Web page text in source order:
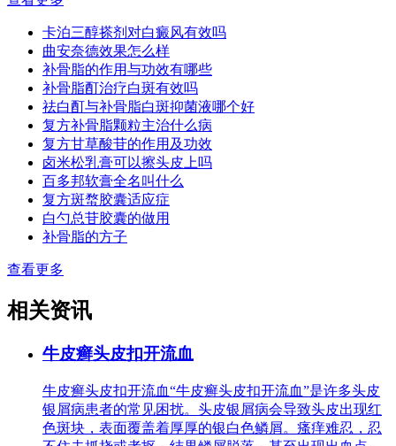
卡泊三醇搽剂对白癜风有效吗
曲安奈德效果怎么样
补骨脂的作用与功效有哪些
补骨脂酊治疗白斑有效吗
祛白酊与补骨脂白斑抑菌液哪个好
复方补骨脂颗粒主治什么病
复方甘草酸苷的作用及功效
卤米松乳膏可以擦头皮上吗
百多邦软膏全名叫什么
复方斑蝥胶囊适应症
白勺总苷胶囊的做用
补骨脂的方子
查看更多
相关资讯
牛皮癣头皮扣开流血
牛皮癣头皮扣开流血“牛皮癣头皮扣开流血”是许多头皮
银屑病患者的常见困扰。头皮银屑病会导致头皮出现红
色斑块，表面覆盖着厚厚的银白色鳞屑。瘙痒难忍，忍